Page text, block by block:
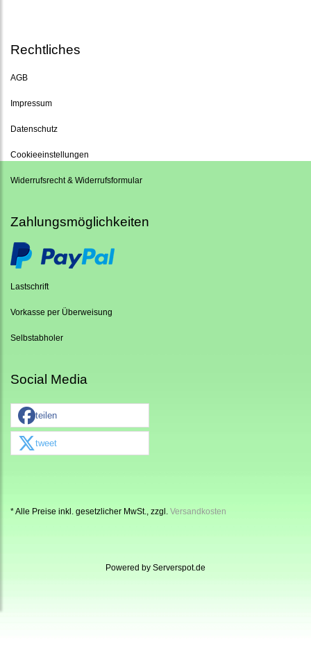
Rechtliches
AGB
Impressum
Datenschutz
Cookieeinstellungen
Widerrufsrecht & Widerrufsformular
Zahlungsmöglichkeiten
Lastschrift
Vorkasse per Überweisung
Selbstabholer
Social Media
teilen
tweet
* Alle Preise inkl. gesetzlicher MwSt., zzgl. Versandkosten
Powered by Serverspot.de